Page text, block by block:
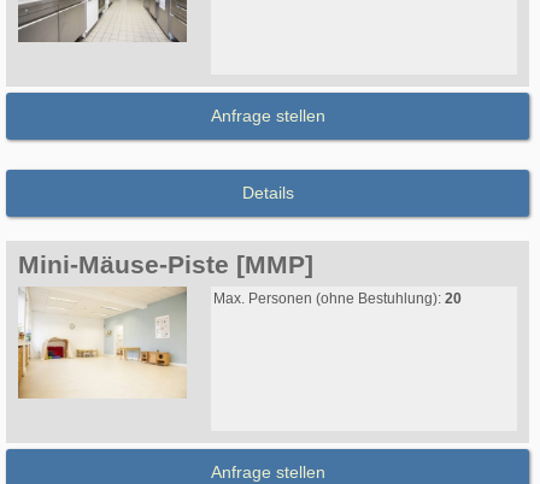
Anfrage stellen
Details
Mini-Mäuse-Piste [MMP]
Max. Personen (ohne Bestuhlung): 20
Anfrage stellen